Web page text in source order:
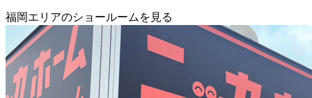
福岡エリアのショールームを見る